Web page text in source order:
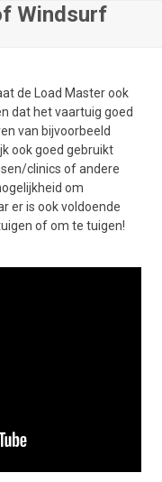
Windsurf
de Load Master ook
dat het vaartuig goed
van bijvoorbeeld
ook goed gebruikt
clinics of andere
om
er is ook voldoende
of om te tuigen!